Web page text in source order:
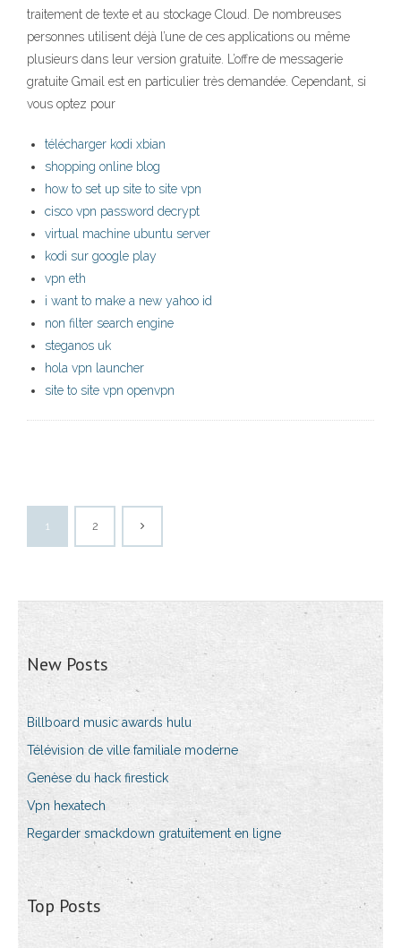
traitement de texte et au stockage Cloud. De nombreuses
personnes utilisent déjà l’une de ces applications ou même
plusieurs dans leur version gratuite. L’offre de messagerie
gratuite Gmail est en particulier très demandée. Cependant, si
vous optez pour
télécharger kodi xbian
shopping online blog
how to set up site to site vpn
cisco vpn password decrypt
virtual machine ubuntu server
kodi sur google play
vpn eth
i want to make a new yahoo id
non filter search engine
steganos uk
hola vpn launcher
site to site vpn openvpn
1 2
New Posts
Billboard music awards hulu
Télévision de ville familiale moderne
Genèse du hack firestick
Vpn hexatech
Regarder smackdown gratuitement en ligne
Top Posts